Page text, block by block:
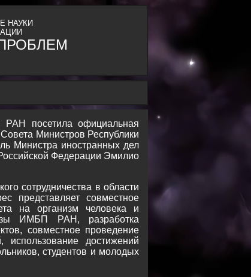
НАУКИ
РАН посетила официальная
Министров Республики
Министра иностранных дел
Федерации Эмилио
сотрудничества в области
представляет совместное
на организм человека и
ИМБП РАН, разработка
совместное проведение
использование достижений
студентов и молодых